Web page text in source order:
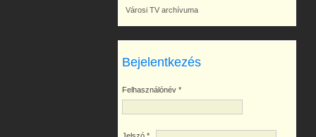
Városi TV archívuma
Bejelentkezés
Felhasználónév *